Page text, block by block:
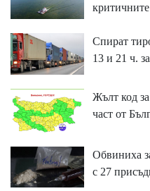
Спират
13 и 21 ч.
Жълт код
част от
Обвиниха
с 27